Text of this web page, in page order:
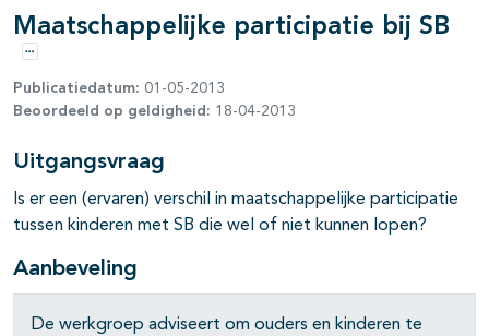
Maatschappelijke participatie bij SB
Opties
Publicatiedatum: 01-05-2013
Beoordeeld op geldigheid: 18-04-2013
Uitgangsvraag
Is er een (ervaren) verschil in maatschappelijke participatie
tussen kinderen met SB die wel of niet kunnen lopen?
Aanbeveling
De werkgroep adviseert om ouders en kinderen te